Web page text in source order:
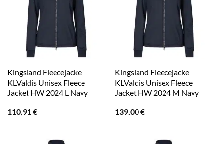
Kingsland Fleecejacke
KLValdis Unisex Fleece
Jacket HW 2024 L Navy
110,91 €
Kingsland Fleecejacke
KLValdis Unisex Fleece
Jacket HW 2024 M Navy
139,00€